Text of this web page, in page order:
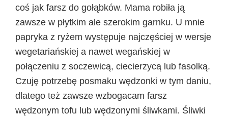
coś jak farsz do gołąbków. Mama robiła ją
zawsze w płytkim ale szerokim garnku. U mnie
papryka z ryżem występuje najczęściej w wersje
wegetariańskiej a nawet wegańskiej w
połączeniu z soczewicą, ciecierzycą lub fasolką.
Czuję potrzebę posmaku wędzonki w tym daniu,
dlatego też zawsze wzbogacam farsz
wędzonym tofu lub wędzonymi śliwkami. Śliwki